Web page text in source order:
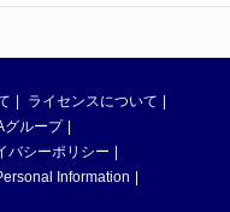
ライセンスについて
グループ
バシーポリシー
Information